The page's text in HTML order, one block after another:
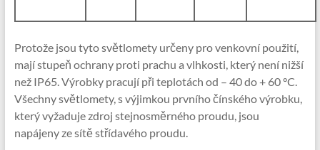
Protože jsou tyto světlomety určeny pro venkovní použití,
mají stupeň ochrany proti prachu a vlhkosti, který není nižší
než IP65. Výrobky pracují při teplotách od – 40 do + 60 °C.
Všechny světlomety, s výjimkou prvního čínského výrobku,
který vyžaduje zdroj stejnosměrného proudu, jsou
napájeny ze sítě střídavého proudu.